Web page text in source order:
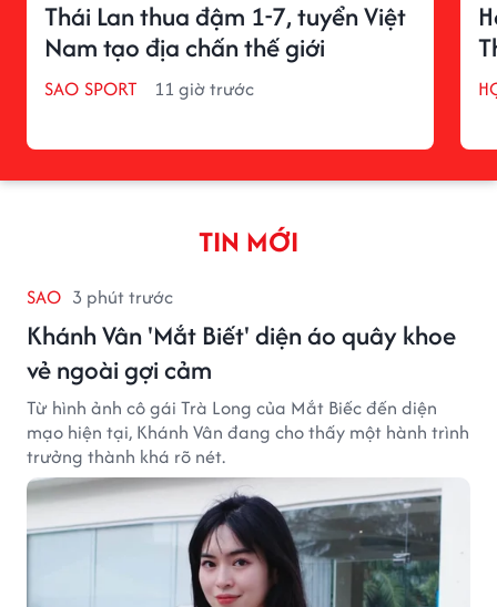
Thái Lan thua đậm 1-7, tuyển Việt
Nam tạo địa chấn thế giới
SAO SPORT 11 giờ trước
TIN MỚI
SAO 3 phút trước
Khánh Vân 'Mắt Biết' diện áo quây khoe
vẻ ngoài gợi cảm
Từ hình ảnh cô gái Trà Long của Mắt Biếc đến diện
mạo hiện tại, Khánh Vân đang cho thấy một hành trình
trưởng thành khá rõ nét.